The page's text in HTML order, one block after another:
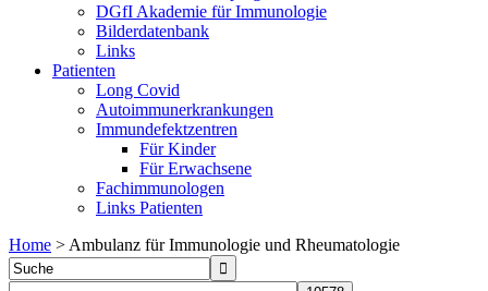
DGfI Akademie für Immunologie
Bilderdatenbank
Links
Patienten
Long Covid
Autoimmunerkrankungen
Immundefektzentren
Für Kinder
Für Erwachsene
Fachimmunologen
Links Patienten
Home > Ambulanz für Immunologie und Rheumatologie